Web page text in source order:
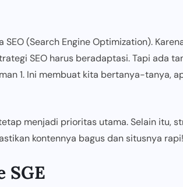
(Search Engine Optimization).
SEO harus beradaptasi. Tapi ada
1. Ini membuat kita bertanya-tanya,
menjadi prioritas utama. Selain itu,
kontennya bagus dan situsnya rapi!
SGE